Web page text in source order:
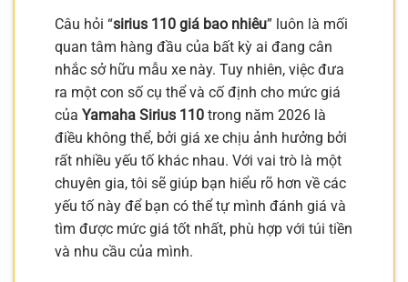
Câu hỏi “sirius 110 giá bao nhiêu” luôn là mối
quan tâm hàng đầu của bất kỳ ai đang cân
nhắc sở hữu mẫu xe này. Tuy nhiên, việc đưa
ra một con số cụ thể và cố định cho mức giá
của Yamaha Sirius 110 trong năm 2026 là
điều không thể, bởi giá xe chịu ảnh hưởng bởi
rất nhiều yếu tố khác nhau. Với vai trò là một
chuyên gia, tôi sẽ giúp bạn hiểu rõ hơn về các
yếu tố này để bạn có thể tự mình đánh giá và
tìm được mức giá tốt nhất, phù hợp với túi tiền
và nhu cầu của mình.